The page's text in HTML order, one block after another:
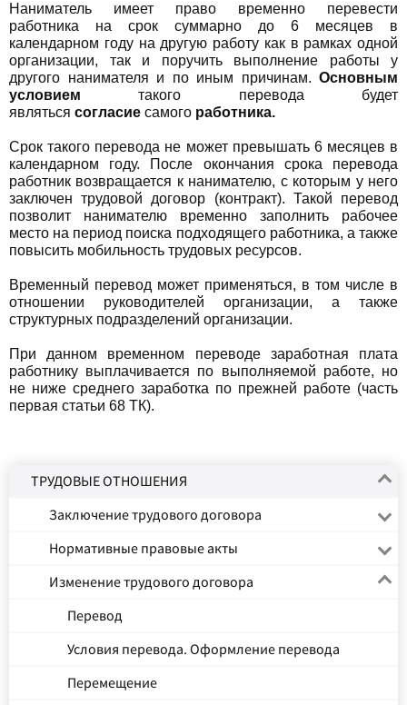
Наниматель имеет право временно перевести
работника на срок суммарно до 6 месяцев в
календарном году на другую работу как в рамках одной
организации, так и поручить выполнение работы у
другого нанимателя и по иным причинам. Основным
условием такого перевода будет
являться согласие самого работника.
Срок такого перевода не может превышать 6 месяцев в
календарном году. После окончания срока перевода
работник возвращается к нанимателю, с которым у него
заключен трудовой договор (контракт). Такой перевод
позволит нанимателю временно заполнить рабочее
место на период поиска подходящего работника, а также
повысить мобильность трудовых ресурсов.
Временный перевод может применяться, в том числе в
отношении руководителей организации, а также
структурных подразделений организации.
При данном временном переводе заработная плата
работнику выплачивается по выполняемой работе, но
не ниже среднего заработка по прежней работе (часть
первая статьи 68 ТК).
ТРУДОВЫЕ ОТНОШЕНИЯ
Заключение трудового договора
Нормативные правовые акты
Изменение трудового договора
Перевод
Условия перевода. Оформление перевода
Перемещение